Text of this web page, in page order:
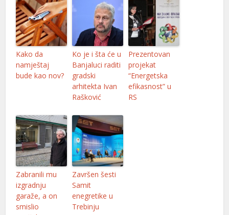
Kako da
namještaj
bude kao nov?
Ko je i šta će u
Banjaluci raditi
gradski
arhitekta Ivan
Rašković
Prezentovan
projekat
“Energetska
efikasnost” u
RS
Zabranili mu
izgradnju
garaže, a on
smislio
Završen šesti
Samit
enegretike u
Trebinju